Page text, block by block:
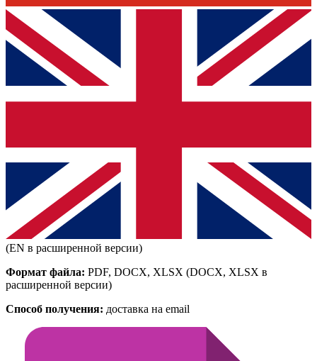
(EN в расширенной версии)
Формат файла: PDF, DOCX, XLSX (DOCX, XLSX в
расширенной версии)
Способ получения: доставка на email